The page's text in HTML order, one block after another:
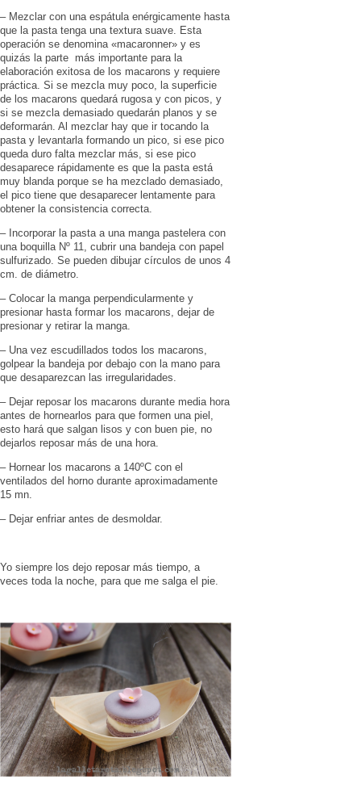
– Mezclar con una espátula enérgicamente hasta
que la pasta tenga una textura suave. Esta
operación se denomina «macaronner» y es
quizás la parte más importante para la
elaboración exitosa de los macarons y requiere
práctica. Si se mezcla muy poco, la superficie
de los macarons quedará rugosa y con picos, y
si se mezcla demasiado quedarán planos y se
deformarán. Al mezclar hay que ir tocando la
pasta y levantarla formando un pico, si ese pico
queda duro falta mezclar más, si ese pico
desaparece rápidamente es que la pasta está
muy blanda porque se ha mezclado demasiado,
el pico tiene que desaparecer lentamente para
obtener la consistencia correcta.
– Incorporar la pasta a una manga pastelera con
una boquilla Nº 11, cubrir una bandeja con papel
sulfurizado. Se pueden dibujar círculos de unos 4
cm. de diámetro.
– Colocar la manga perpendicularmente y
presionar hasta formar los macarons, dejar de
presionar y retirar la manga.
– Una vez escudillados todos los macarons,
golpear la bandeja por debajo con la mano para
que desaparezcan las irregularidades.
– Dejar reposar los macarons durante media hora
antes de hornearlos para que formen una piel,
esto hará que salgan lisos y con buen pie, no
dejarlos reposar más de una hora.
– Hornear los macarons a 140ºC con el
ventilados del horno durante aproximadamente
15 mn.
– Dejar enfriar antes de desmoldar.
Yo siempre los dejo reposar más tiempo, a
veces toda la noche, para que me salga el pie.